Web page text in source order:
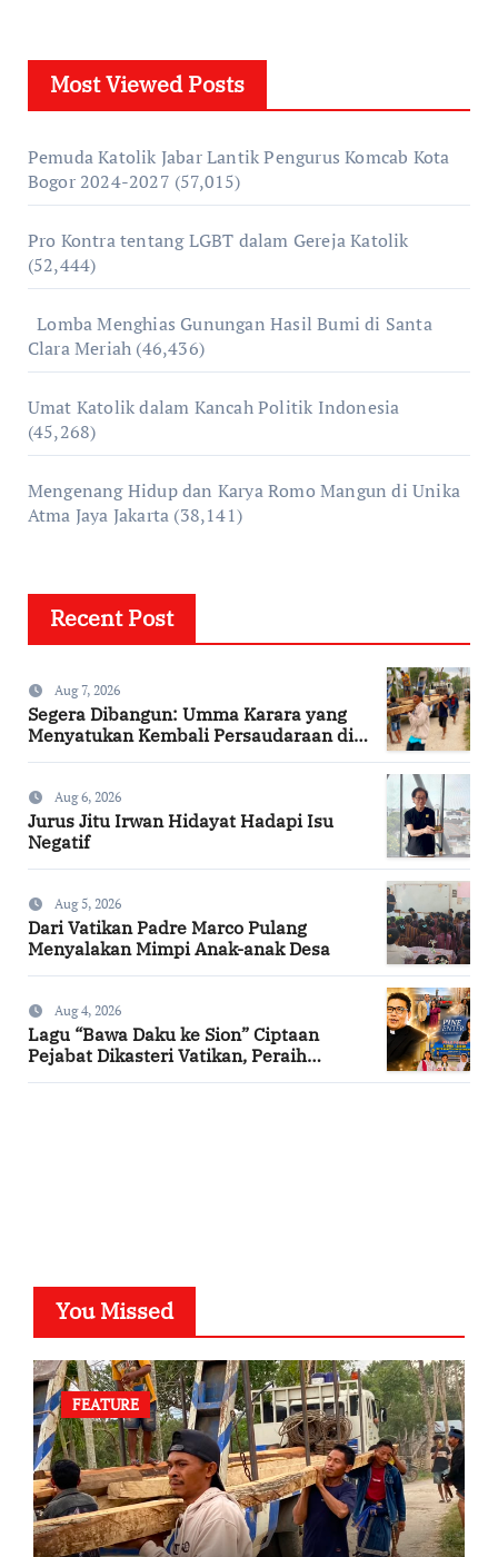
Most Viewed Posts
Pemuda Katolik Jabar Lantik Pengurus Komcab Kota
Bogor 2024-2027 (57,015)
Pro Kontra tentang LGBT dalam Gereja Katolik
(52,444)
Lomba Menghias Gunungan Hasil Bumi di Santa
Clara Meriah (46,436)
Umat Katolik dalam Kancah Politik Indonesia
(45,268)
Mengenang Hidup dan Karya Romo Mangun di Unika
Atma Jaya Jakarta (38,141)
Recent Post
Aug 7, 2026
Segera Dibangun: Umma Karara yang
Menyatukan Kembali Persaudaraan di
Aug 6, 2026
Jurus Jitu Irwan Hidayat Hadapi Isu
Negatif
Aug 5, 2026
Dari Vatikan Padre Marco Pulang
Menyalakan Mimpi Anak-anak Desa
Aug 4, 2026
Lagu “Bawa Daku ke Sion” Ciptaan
Pejabat Dikasteri Vatikan, Peraih
You Missed
FEATURE